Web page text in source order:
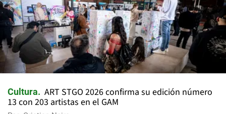
Cultura
ART STGO 2026 confirma su edición número
13 con 203 artistas en el GAM